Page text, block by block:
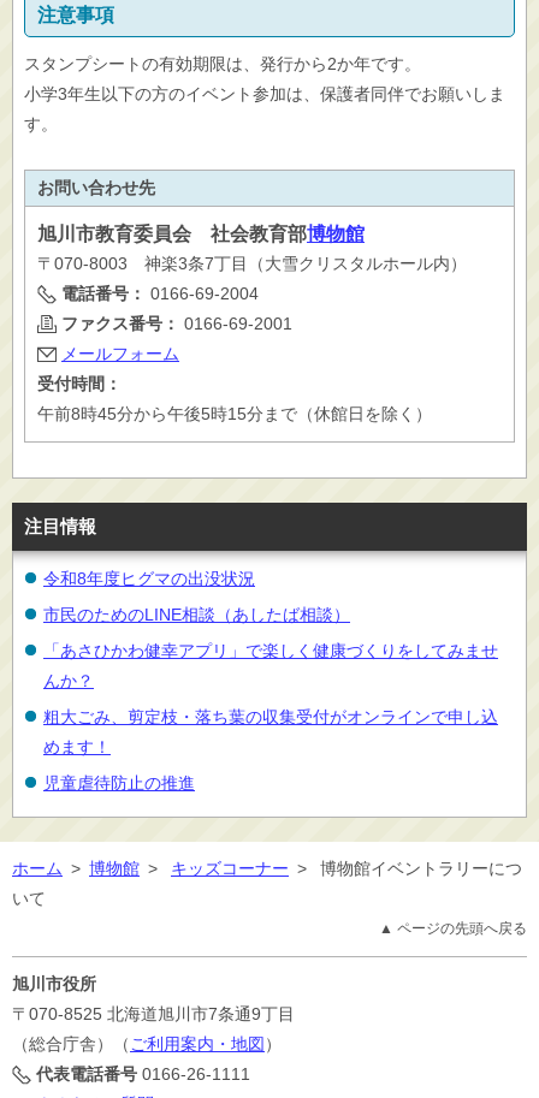
注意事項
スタンプシートの有効期限は、発行から2か年です。
小学3年生以下の方のイベント参加は、保護者同伴でお願いしま
す。
お問い合わせ先
旭川市教育委員会 社会教育部博物館
〒070-8003 神楽3条7丁目（大雪クリスタルホール内）
電話番号： 0166-69-2004
ファクス番号： 0166-69-2001
メールフォーム
受付時間：
午前8時45分から午後5時15分まで（休館日を除く）
注目情報
令和8年度ヒグマの出没状況
市民のためのLINE相談（あしたば相談）
「あさひかわ健幸アプリ」で楽しく健康づくりをしてみませ
んか？
粗大ごみ、剪定枝・落ち葉の収集受付がオンラインで申し込
めます！
児童虐待防止の推進
ホーム > 博物館 > キッズコーナー >
博物館イベントラリーにつ
いて
▲ ページの先頭へ戻る
旭川市役所
〒070-8525 北海道旭川市7条通9丁目
（総合庁舎）（ ご利用案内・地図 ）
代表電話番号 0166-26-1111